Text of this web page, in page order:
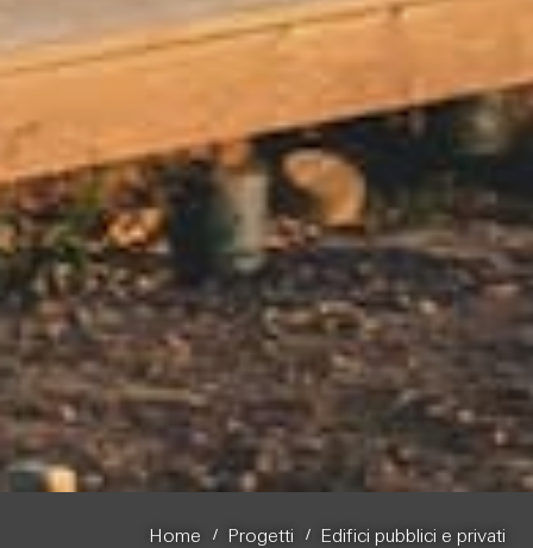
Home / Progetti / Edifici pubblici e privati